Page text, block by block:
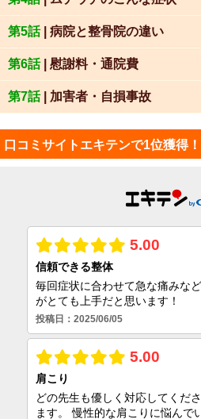
第5話| 病院と整骨院の違い
第6話| 慰謝料・通院費
第7話| 加害者・自損事故
口コミサイトエキテンで1位獲得！